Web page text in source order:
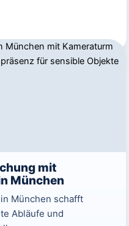
mit
München
München schafft
Abläufe und